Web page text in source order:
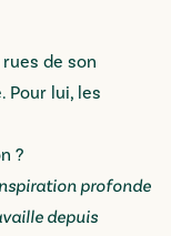
de son
Pour lui, les
?
profonde
depuis